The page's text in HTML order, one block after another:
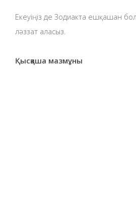
Екеуіңіз де Зодиакта ешқашан
ләззат аласыз.
Қысқаша мазмұны